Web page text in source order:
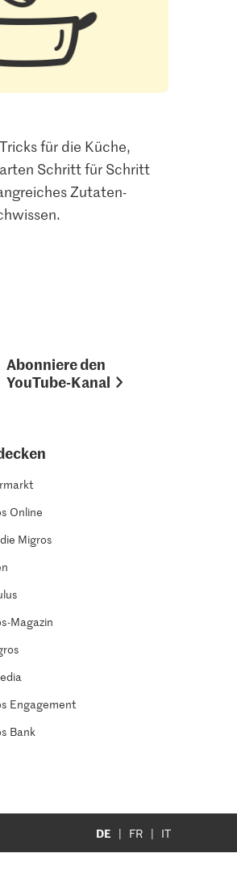
für die Küche,
Schritt für Schritt
Zutaten-
Abonniere den
YouTube-Kanal
Online
Migros
Magazin
Engagement
Bank
DE FR IT